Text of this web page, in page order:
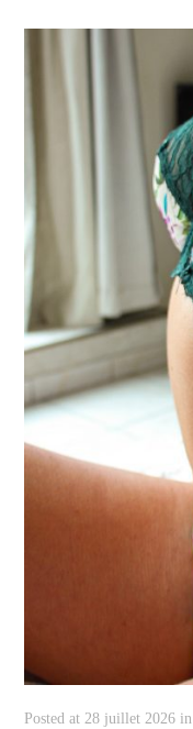
Posted at 28 juillet 2026 in